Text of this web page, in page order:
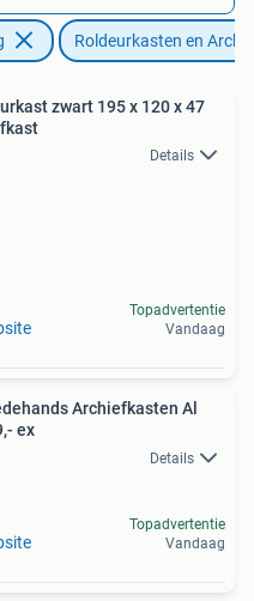
Roldeurkasten en
zwart 195 x 120 x 47
Details
Topadvertentie
Vandaag
Archiefkasten Al
ex
Details
Topadvertentie
Vandaag